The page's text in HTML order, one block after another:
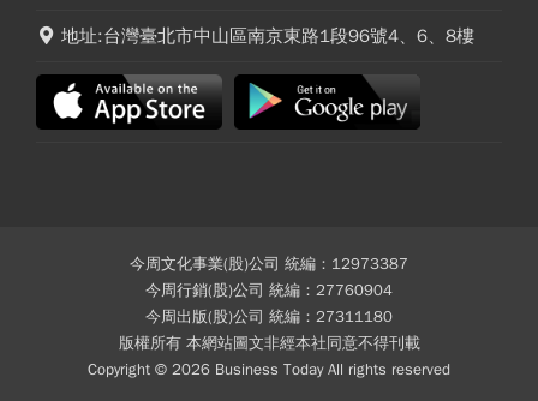
地址:台灣臺北市中山區南京東路1段96號4、6、8樓
今周文化事業(股)公司 統編：12973387
今周行銷(股)公司 統編：27760904
今周出版(股)公司 統編：27311180
版權所有 本網站圖文非經本社同意不得刊載
Copyright © 2026 Business Today All rights reserved